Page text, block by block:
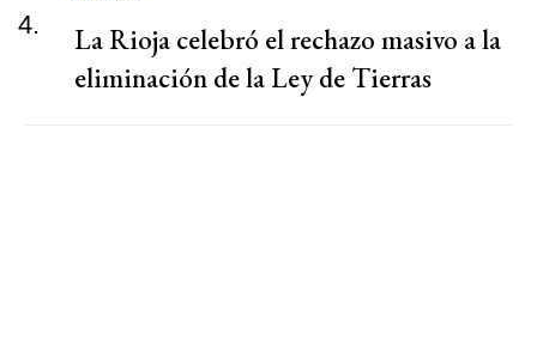
4.
La Rioja celebró el rechazo masivo a la
eliminación de la Ley de Tierras